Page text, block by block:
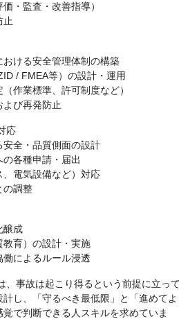
・監査・改善指導）
止
ける安全管理体制の構築
/ FMEA等）の設計・運用
作業標準、許可制度など）
び再発防止
応
全・品質側面の設計
各種申請・届出
電気設備など）対応
の調整
醸成
育）の設計・実施
によるルール浸透
事故は起こり得るという前提に立って
し、「守るべき最低限」と「進めてよ
で判断できる人スキルを求めていま